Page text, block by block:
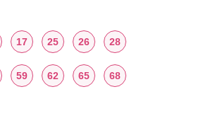
17 25 26 28
59 62 65 68